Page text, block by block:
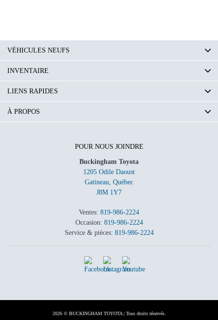
POUR NOUS JOINDRE
Buckingham Toyota
1205 Odile Daoust
Gatineau, Québec
J8M 1Y7
Ventes: 819-986-2224
Occasion: 819-986-2224
Service & pièces: 819-986-2224
VÉHICULES NEUFS
INVENTAIRE
LIENS RAPIDES
À PROPOS
2026 © BUCKINGHAM TOYOTA| Tous droits réservés.